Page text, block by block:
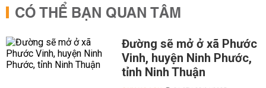
CÓ THỂ BẠN QUAN TÂM
Đường sẽ mở ở xã Phước
Vinh, huyện Ninh Phước,
tỉnh Ninh Thuận